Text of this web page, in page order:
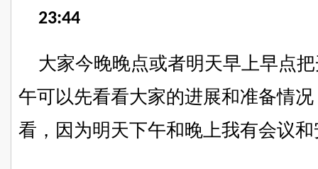
23:44
大家今晚晚点或者明天早上早点
午可以先看看大家的进展和准备情况
看，因为明天下午和晚上我有会议和